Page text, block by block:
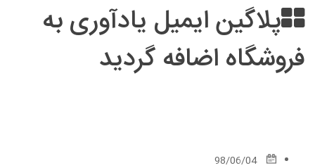
پلاگین ایمیل یادآوری به
فروشگاه اضافه گردید
98/06/04